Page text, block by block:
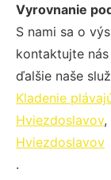
Vyrovnanie
S nami sa o
kontaktujte
ďalšie naše
Kladenie
Hviezdoslavov,
Hviezdoslavov
.